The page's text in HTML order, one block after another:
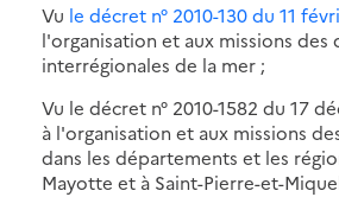
Vu le décret n° 2010-130 du 11
l'organisation et aux missions des
interrégionales de la mer ;
Vu le décret n° 2010-1582 du 17
à l'organisation et aux missions
dans les départements et les
Mayotte et à Saint-Pierre-et-